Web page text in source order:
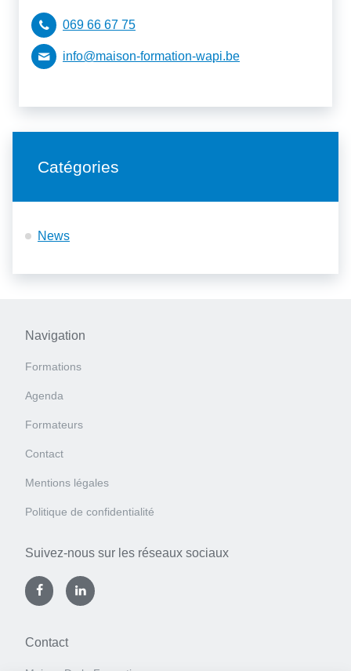
069 66 67 75
info@maison-formation-wapi.be
Catégories
News
Navigation
Formations
Agenda
Formateurs
Contact
Mentions légales
Politique de confidentialité
Suivez-nous sur les réseaux sociaux
Contact